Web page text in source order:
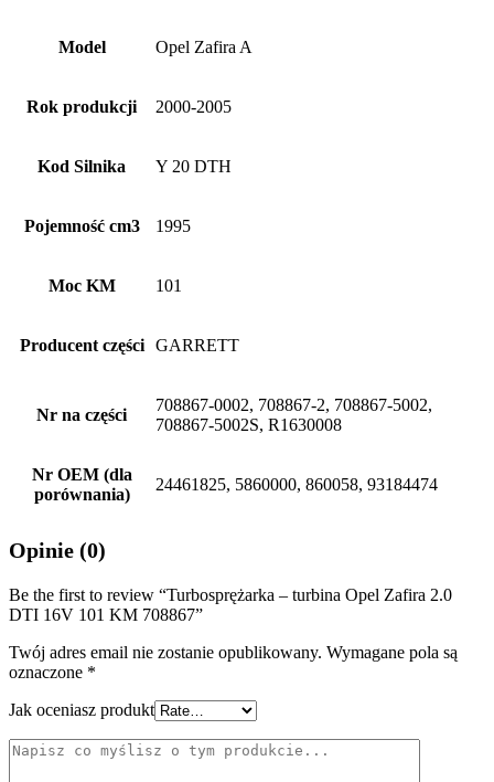
Model Opel Zafira A
Rok produkcji 2000-2005
Kod Silnika Y 20 DTH
Pojemność cm3 1995
Moc KM 101
Producent części GARRETT
Nr na części
708867-0002, 708867-2, 708867-5002,
708867-5002S, R1630008
Nr OEM (dla
porównania)
24461825, 5860000, 860058, 93184474
Opinie (0)
Be the first to review “Turbosprężarka – turbina Opel Zafira 2.0
DTI 16V 101 KM 708867”
Twój adres email nie zostanie opublikowany. Wymagane pola są
oznaczone *
Jak oceniasz produkt